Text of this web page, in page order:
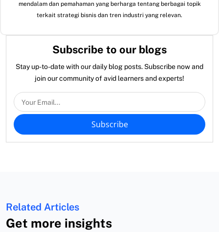
mendalam dan pemahaman yang berharga tentang berbagai topik
terkait strategi bisnis dan tren industri yang relevan.
Subscribe to our blogs
Stay up-to-date with our daily blog posts. Subscribe now and
join our community of avid learners and experts!
Subscribe
Related Articles
Get more insights